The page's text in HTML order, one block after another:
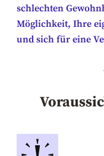
schlechten
Möglichkeit, Ihre
und sich für eine